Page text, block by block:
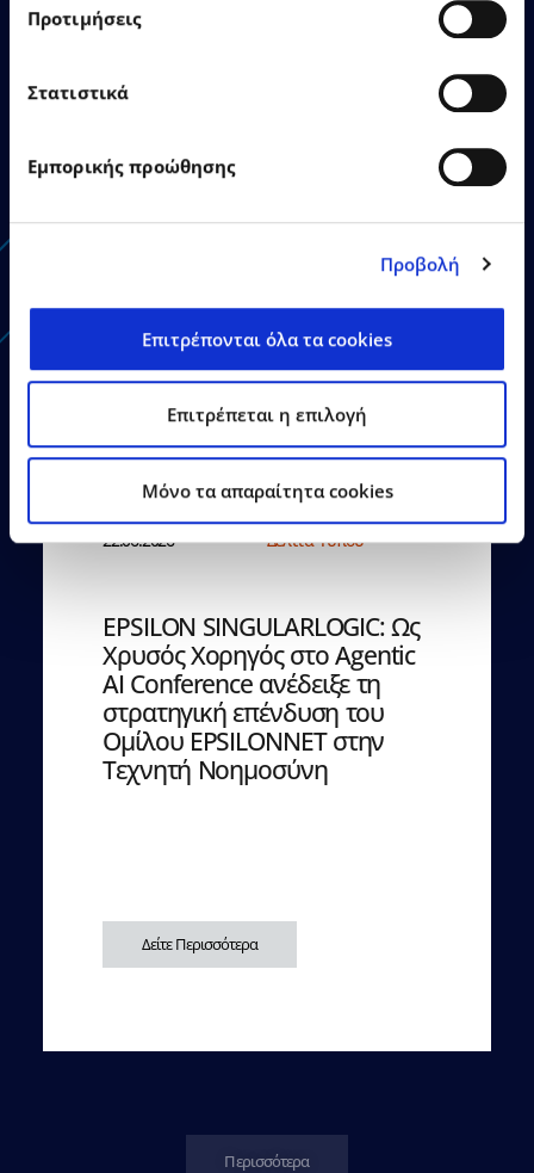
Προτιμήσεις
Στατιστικά
Εμπορικής προώθησης
Προβολή
Επιτρέπονται όλα τα cookies
Επιτρέπεται η επιλογή
Mόνο τα απαραίτητα cookies
νέο της κτίριο στη
Δείτε Περισσότερα
22.06.2026 Δελτία Τύπου
EPSILON SINGULARLOGIC: Ως
Χρυσός Χορηγός στο Agentic
AI Conference ανέδειξε τη
στρατηγική επένδυση του
Ομίλου EPSILONNET στην
Τεχνητή Νοημοσύνη
Δείτε Περισσότερα
Περισσότερα